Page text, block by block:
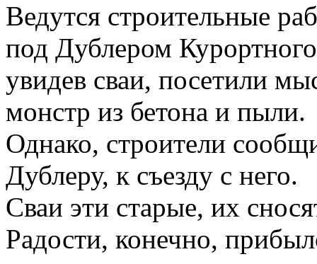
Ведутся строительные
под Дублером
увидев сваи, посетили
монстр из бетона и пыли.
Однако, строители
Дублеру, к съезду с него.
Сваи эти старые, их
Радости, конечно,